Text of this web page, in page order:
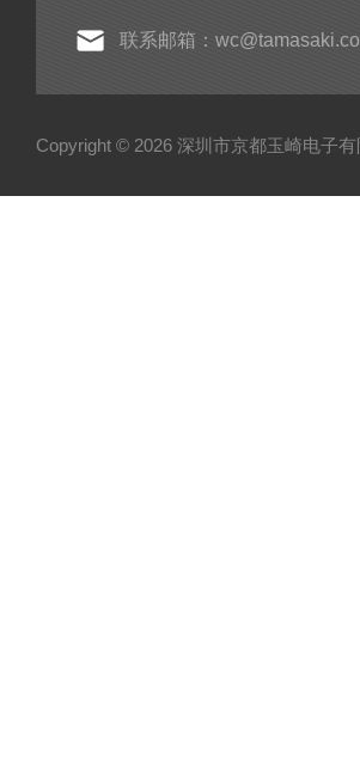
联系邮箱：
Copyright © 2026 深圳市京都玉崎电子